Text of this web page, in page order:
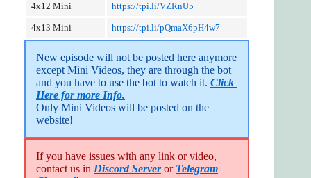
4x12 Mini https://tpi.li/VZRnU5
4x13 Mini https://tpi.li/pQmaX6pH4w7
New episode will not be posted here anymore
except Mini Videos, they are through the bot
and you have to use the bot to watch it. Click
Here for more Info.
Only Mini Videos will be posted on the
website!
If you have issues with any link or video,
contact us in Discord Serveror Telegram